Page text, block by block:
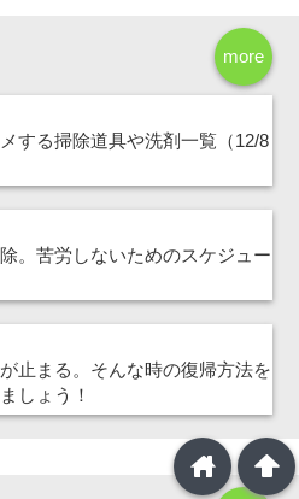
more
する掃除道具や洗剤一覧（12/8
。苦労しないためのスケジュー
止まる。そんな時の復帰方法を
しょう！
arrowup
home